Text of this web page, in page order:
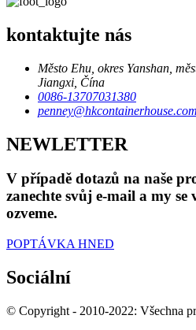
kontaktujte nás
Město Ehu, okres Yanshan,
Jiangxi, Čína
0086-13707031380
penney@hkcontainerhouse.com
NEWLETTER
V případě dotazů na naše
zanechte svůj e-mail a my
ozveme.
POPTÁVKA HNED
Sociální
© Copyright - 2010-2022: Všechna